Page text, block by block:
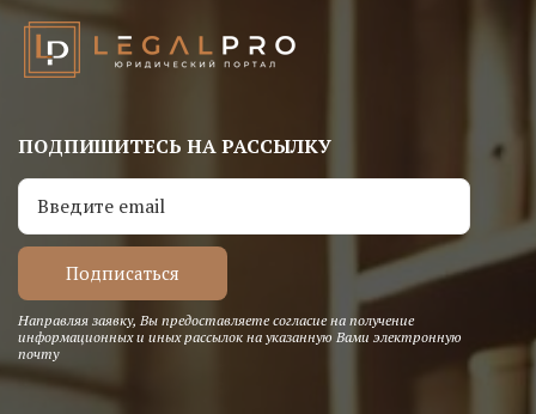
ПОДПИШИТЕСЬ НА РАССЫЛКУ
Направляя заявку, Вы предоставляете согласие на получение
информационных и иных рассылок на указанную Вами электронную
почту